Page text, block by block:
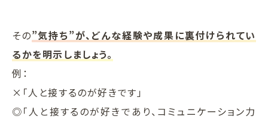
その”気持ち”が、どんな経験や成果に裏付けられてい
るかを明示しましょう。
例：
×「人と接するのが好きです」
◎「人と接するのが好きであり、コミュニケーション力